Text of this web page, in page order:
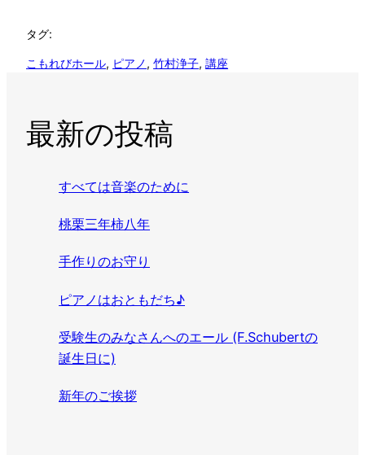
タグ:
こもれびホール, ピアノ , 竹村浄子, 講座
最新の投稿
すべては音楽のために
桃栗三年柿八年
手作りのお守り
ピアノはおともだち♪
受験生のみなさんへのエール (F.Schubertの
誕生日に)
新年のご挨拶